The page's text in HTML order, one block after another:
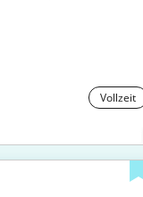
Vollzeit